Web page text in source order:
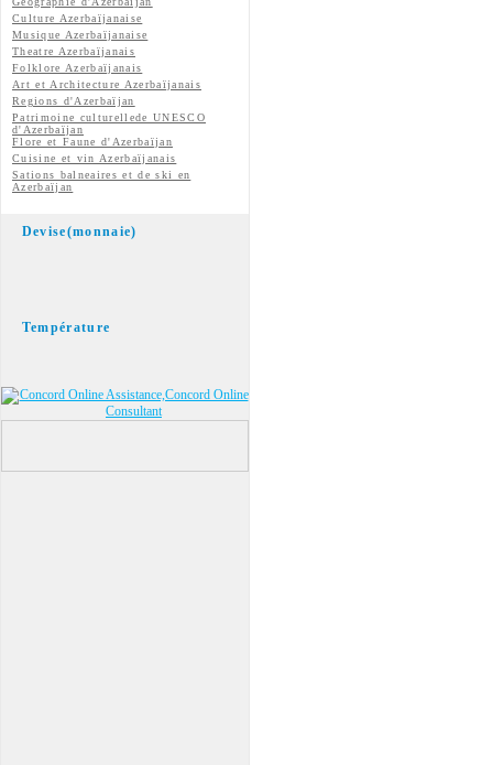
Culture Azerbaïjanaise
Musique Azerbaïjanaise
Theatre Azerbaïjanais
Folklore Azerbaïjanais
Art et Architecture Azerbaïjanais
Regions d'Azerbaïjan
Patrimoine culturellede UNESCO
d'Azerbaïjan
Flore et Faune d'Azerbaïjan
Cuisine et vin Azerbaïjanais
Sations balneaires et de ski en
Azerbaïjan
Devise(monnaie)
Température